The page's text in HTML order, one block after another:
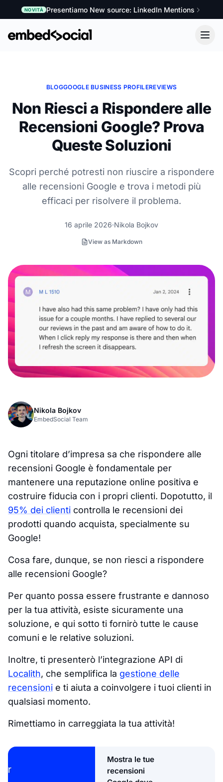
NOVITÀ Presentiamo New source: LinkedIn Mentions
BLOGGOOGLE BUSINESS PROFILEREVIEWS
Non Riesci a Rispondere alle
Recensioni Google? Prova
Queste Soluzioni
Scopri perché potresti non riuscire a rispondere
alle recensioni Google e trova i metodi più
efficaci per risolvere il problema.
16 aprile 2026 Nikola Bojkov
View as Markdown
Nikola Bojkov
EmbedSocial Team
Ogni titolare d’impresa sa che rispondere alle
recensioni Google è fondamentale per
mantenere una reputazione online positiva e
costruire fiducia con i propri clienti. Dopotutto, il
95% dei clienti controlla le recensioni dei
prodotti quando acquista, specialmente su
Google!
Cosa fare, dunque, se non riesci a rispondere
alle recensioni Google?
Per quanto possa essere frustrante e dannoso
per la tua attività, esiste sicuramente una
soluzione, e qui sotto ti fornirò tutte le cause
comuni e le relative soluzioni.
Inoltre, ti presenterò l’integrazione API di
Localith, che semplifica la gestione delle
recensioni e ti aiuta a coinvolgere i tuoi clienti in
qualsiasi momento.
Rimettiamo in carreggiata la tua attività!
Mostra le tue
recensioni